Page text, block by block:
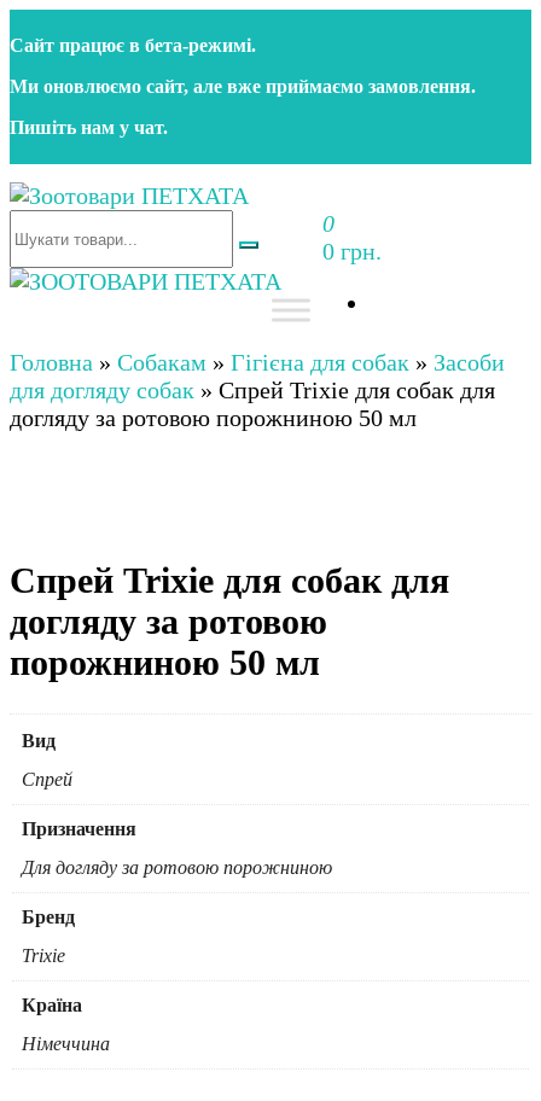
до
контенту
Сайт працює в бета‑режимі.
Ми оновлюємо сайт, але вже приймаємо замовлення.
Пишіть нам у чат.
Зоотовари ПЕТХАТА
Зоомагазин для собак та котів | Корм, іграшки,
аксесуари та догляд за тваринами. Доставка по
0
0 грн.
аксесуари та догляд за тваринами. Доставка по
Україні
Головна » Собакам » Гігієна для собак » Засоби
для догляду собак » Спрей Trixie для собак для
догляду за ротовою порожниною 50 мл
Спрей Trixie для собак для
догляду за ротовою
порожниною 50 мл
Вид
Спрей
Призначення
Для догляду за ротовою порожниною
Бренд
Trixie
Країна
Німеччина